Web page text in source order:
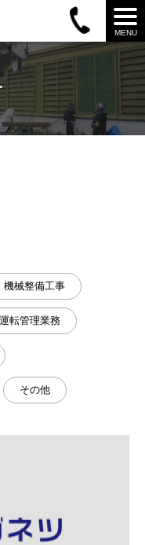
MENU
機械整備工事
運転管理業務
その他